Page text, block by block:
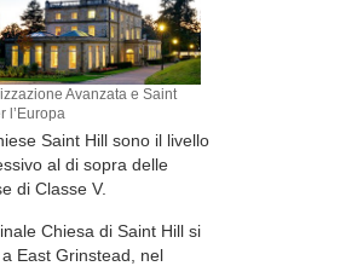
Avanzata e Saint
l’Europa
Saint Hill sono il livello
al di sopra delle
di Classe V.
Chiesa di Saint Hill si
East Grinstead, nel